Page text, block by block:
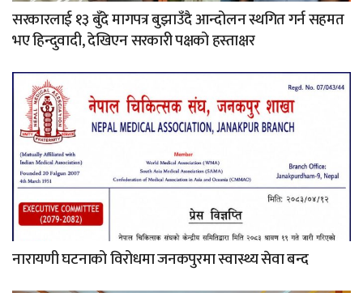
सरकारलाई १३ बुँदे मागपत्र बुझाउँदै आन्दोलन स्थगित गर्न सहमत
भए हिन्दुवादी, देखिएन सरकारी पक्षको हस्ताक्षर
नारायणी घटनाको विरोधमा जनकपुरमा स्वास्थ्य सेवा बन्द